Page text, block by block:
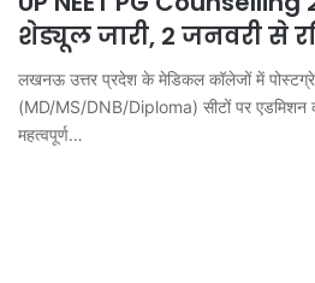
शेड्यूल जारी, 2 जनवरी से
लखनऊ उत्तर प्रदेश के मेडिकल कॉलेजों में
(MD/MS/DNB/Diploma) सीटों पर एडमिशन
महत्वपूर्ण…